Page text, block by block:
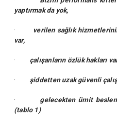
yaptırmak da yok,
·
verilen sağlık
var,
· çalışanların özlük hakları
· şiddetten uzak güvenli
· gelecekten ümit
(tablo 1)